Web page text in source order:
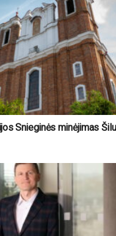
Snieginės minėjimas